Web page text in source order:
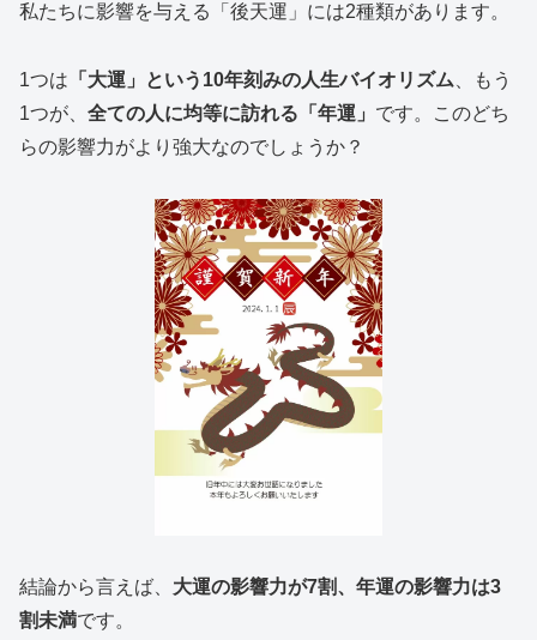
私たちに影響を与える「後天運」には2種類があります。
1つは 「大運」という10年刻みの人生バイオリズム 、もう
1つが、 全ての人に均等に訪れる「年運」 です。このどち
らの影響力がより強大なのでしょうか？
結論から言えば、 大運の影響力が7割、年運の影響力は3
割未満です。